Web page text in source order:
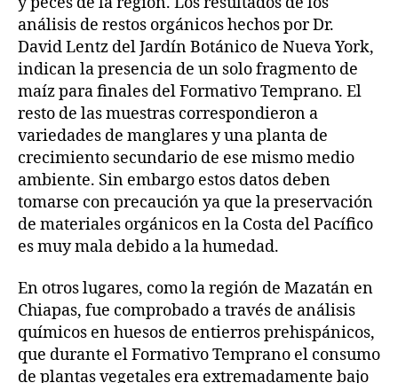
análisis de restos orgánicos hechos por Dr.
David Lentz del Jardín Botánico de Nueva York,
indican la presencia de un solo fragmento de
maíz para finales del Formativo Temprano. El
resto de las muestras correspondieron a
variedades de manglares y una planta de
crecimiento secundario de ese mismo medio
ambiente. Sin embargo estos datos deben
tomarse con precaución ya que la preservación
de materiales orgánicos en la Costa del Pacífico
es muy mala debido a la humedad.
En otros lugares, como la región de Mazatán en
Chiapas, fue comprobado a través de análisis
químicos en huesos de entierros prehispánicos,
que durante el Formativo Temprano el consumo
de plantas vegetales era extremadamente bajo